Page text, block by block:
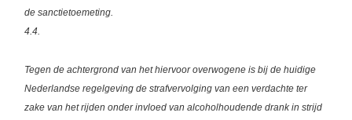
de sanctietoemeting.
4.4.
Tegen de achtergrond van het hiervoor overwogene is bij de huidige
Nederlandse regelgeving de strafvervolging van een verdachte ter
zake van het rijden onder invloed van alcoholhoudende drank in strijd